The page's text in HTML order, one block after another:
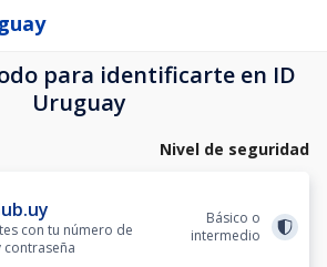
para identificarte en ID
Uruguay
Nivel de seguridad
con tu número de
Básico o
intermedio